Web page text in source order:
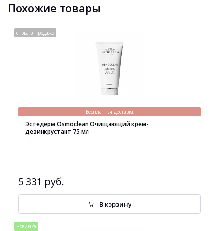
Похожие товары
снова в продаже
Бесплатная доставка
Эстедерм Osmoclean Очищающий крем-
дезинкрустант 75 мл
5 331 руб.
В корзину
новинка